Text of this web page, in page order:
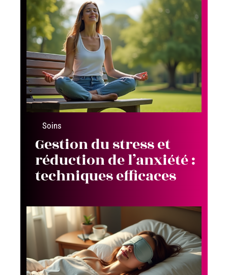
Soins
Gestion du stress et
réduction de l’anxiété :
techniques efficaces